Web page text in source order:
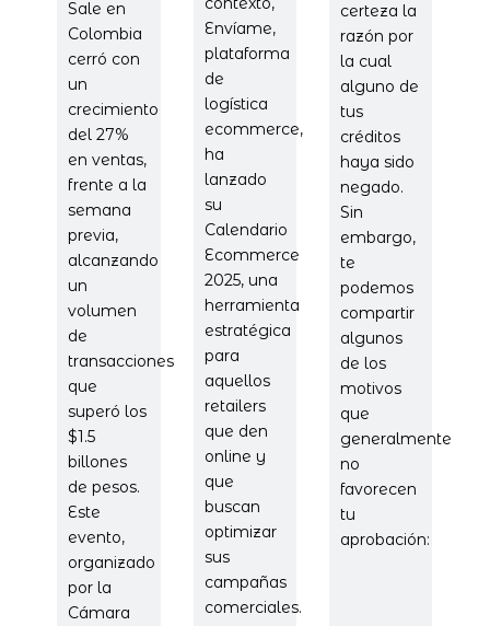
Sale en
Colombia
cerró con
un
crecimiento
del 27%
en ventas,
frente a la
semana
previa,
alcanzando
un
volumen
de
transacciones
que
superó los
$1.5
billones
de pesos.
Este
evento,
organizado
por la
Cámara
Envíame,
plataforma
de
logística
ecommerce,
ha
lanzado
su
Calendario
Ecommerce
2025, una
herramienta
estratégica
para
aquellos
retailers
que den
online y
que
buscan
optimizar
sus
campañas
comerciales.
certeza la
razón por
la cual
alguno de
tus
créditos
haya sido
negado.
Sin
embargo,
te
podemos
compartir
algunos
de los
motivos
que
generalmente
no
favorecen
tu
aprobación: